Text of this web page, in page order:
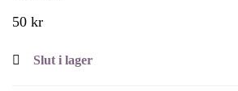
50 kr
Slut i lager